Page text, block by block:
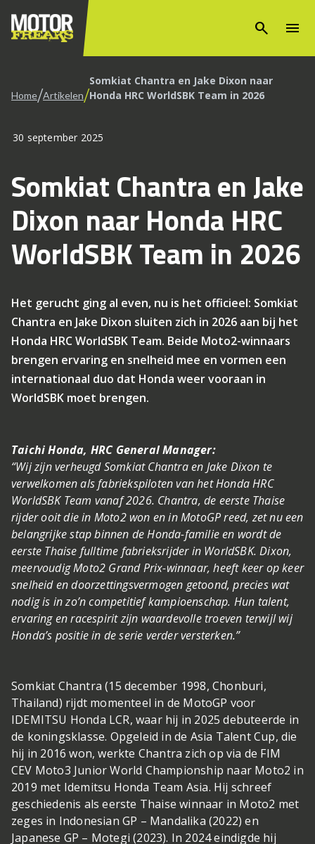
search menu
Home/Artikelen/Somkiat Chantra en Jake Dixon naar
Honda HRC WorldSBK Team in 2026
30 september 2025
Somkiat Chantra en Jake
Dixon naar Honda HRC
WorldSBK Team in 2026
Het gerucht ging al even, nu is het officieel: Somkiat
Chantra en Jake Dixon sluiten zich in 2026 aan bij het
Honda HRC WorldSBK Team. Beide Moto2-winnaars
brengen ervaring en snelheid mee en vormen een
internationaal duo dat Honda weer vooraan in
WorldSBK moet brengen.
Taichi Honda, HRC General Manager:
“Wij zijn verheugd Somkiat Chantra en Jake Dixon te
verwelkomen als fabriekspiloten van het Honda HRC
WorldSBK Team vanaf 2026. Chantra, de eerste Thaise
rijder ooit die in Moto2 won en in MotoGP reed, zet nu een
belangrijke stap binnen de Honda-familie en wordt de
eerste Thaise fulltime fabrieksrijder in WorldSBK. Dixon,
meervoudig Moto2 Grand Prix-winnaar, heeft keer op keer
snelheid en doorzettingsvermogen getoond, precies wat
nodig is in zo’n competitief kampioenschap. Hun talent,
ervaring en racespirit zijn waardevolle troeven terwijl wij
Honda’s positie in de serie verder versterken.”
Somkiat Chantra (15 december 1998, Chonburi,
Thailand) rijdt momenteel in de MotoGP voor
IDEMITSU Honda LCR, waar hij in 2025 debuteerde in
de koningsklasse. Opgeleid in de Asia Talent Cup, die
hij in 2016 won, werkte Chantra zich op via de FIM
CEV Moto3 Junior World Championship naar Moto2 in
2019 met Idemitsu Honda Team Asia. Hij schreef
geschiedenis als eerste Thaise winnaar in Moto2 met
zeges in Indonesian GP – Mandalika (2022) en
Japanese GP – Motegi (2023). In 2024 eindigde hij